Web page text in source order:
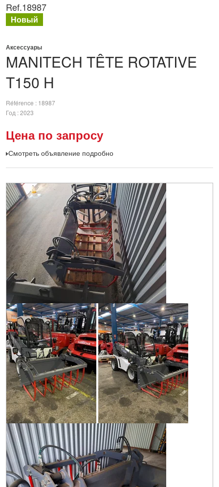
MANITECH TÊTE ROTATIVE
T150 H
Аксессуары
Référence
18987
Год 2023
Цена по запросу
Смотреть объявление подробно
Ref.18987
Новый